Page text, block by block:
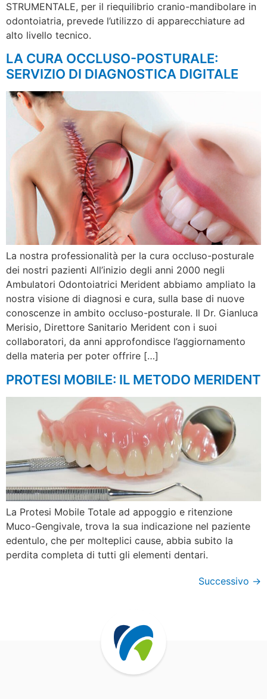
STRUMENTALE, per il riequilibrio cranio-mandibolare in
odontoiatria, prevede l’utilizzo di apparecchiature ad
alto livello tecnico.
LA CURA OCCLUSO-POSTURALE:
SERVIZIO DI DIAGNOSTICA DIGITALE
La nostra professionalità per la cura occluso-posturale
dei nostri pazienti All’inizio degli anni 2000 negli
Ambulatori Odontoiatrici Merident abbiamo ampliato la
nostra visione di diagnosi e cura, sulla base di nuove
conoscenze in ambito occluso-posturale. Il Dr. Gianluca
Merisio, Direttore Sanitario Merident con i suoi
collaboratori, da anni approfondisce l’aggiornamento
della materia per poter offrire […]
PROTESI MOBILE: IL METODO MERIDENT
La Protesi Mobile Totale ad appoggio e ritenzione
Muco-Gengivale, trova la sua indicazione nel paziente
edentulo, che per molteplici cause, abbia subito la
perdita completa di tutti gli elementi dentari.
Successivo →